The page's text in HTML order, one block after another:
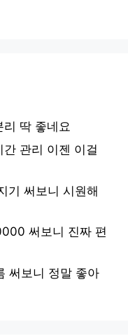
딱 좋네요
관리 이젠 이걸
기 써보니 시원해
써보니 진짜 편
써보니 정말 좋아